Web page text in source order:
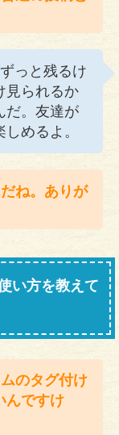
っと残るけ
見られるか
だ。友達が
めるよ。
ね。ありが
い方を教えて
のタグ付け
んですけ